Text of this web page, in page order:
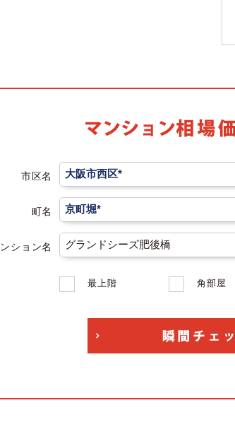
市区名
町名
ション名
最上階 角部屋